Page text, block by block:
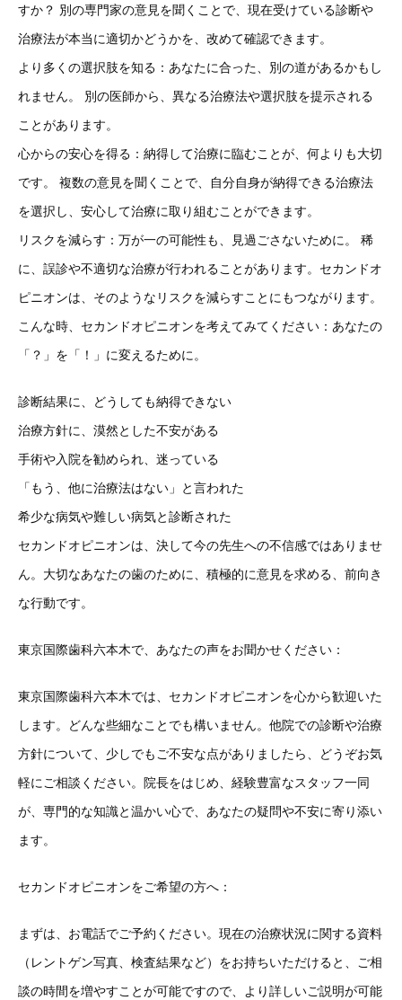
すか？ 別の専門家の意見を聞くことで、現在受けている診断や
治療法が本当に適切かどうかを、改めて確認できます。
より多くの選択肢を知る：あなたに合った、別の道があるかもし
れません。 別の医師から、異なる治療法や選択肢を提示される
ことがあります。
心からの安心を得る：納得して治療に臨むことが、何よりも大切
です。 複数の意見を聞くことで、自分自身が納得できる治療法
を選択し、安心して治療に取り組むことができます。
リスクを減らす：万が一の可能性も、見過ごさないために。 稀
に、誤診や不適切な治療が行われることがあります。セカンドオ
ピニオンは、そのようなリスクを減らすことにもつながります。
こんな時、セカンドオピニオンを考えてみてください：あなたの
「？」を「！」に変えるために。
診断結果に、どうしても納得できない
治療方針に、漠然とした不安がある
手術や入院を勧められ、迷っている
「もう、他に治療法はない」と言われた
希少な病気や難しい病気と診断された
セカンドオピニオンは、決して今の先生への不信感ではありませ
ん。大切なあなたの歯のために、積極的に意見を求める、前向き
な行動です。
東京国際歯科六本木で、あなたの声をお聞かせください：
東京国際歯科六本木では、セカンドオピニオンを心から歓迎いた
します。どんな些細なことでも構いません。他院での診断や治療
方針について、少しでもご不安な点がありましたら、どうぞお気
軽にご相談ください。院長をはじめ、経験豊富なスタッフ一同
が、専門的な知識と温かい心で、あなたの疑問や不安に寄り添い
ます。
セカンドオピニオンをご希望の方へ：
まずは、お電話でご予約ください。現在の治療状況に関する資料
（レントゲン写真、検査結果など）をお持ちいただけると、ご相
談の時間を増やすことが可能ですので、より詳しいご説明が可能